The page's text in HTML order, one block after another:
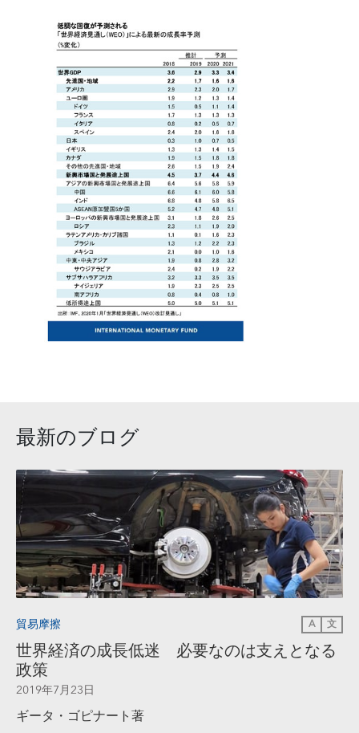
最新のブログ
貿易摩擦 A 文
世界経済の成長低迷 必要なのは支えとなる
政策
2019年7月23日
ギータ・ゴピナート著